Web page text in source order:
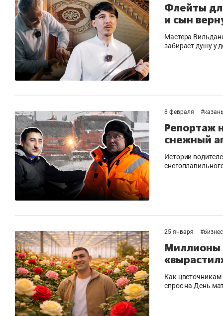
Флейты
и сын
Мастера
забирает душу у
8 февраля #
Репортаж
снежный
Истории
25 января #бизнес
Миллионы
Как цветочникам
спрос на День